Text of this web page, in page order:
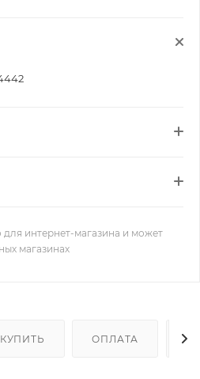
для интернет-магазина и может
магазинах
ОПЛАТА